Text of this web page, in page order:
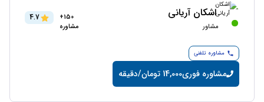
اشکان آریانی
مشاور
150+
مشاوره
4.7
مشاوره تلفنی
مشاوره فوری14,000 تومان/دقیقه